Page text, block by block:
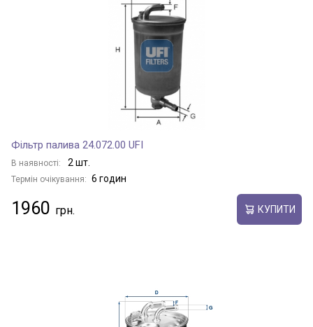
Фільтр палива 24.072.00 UFI
В наявності: 2 шт.
Термін очікування: 6 годин
1960 КУПИТИ